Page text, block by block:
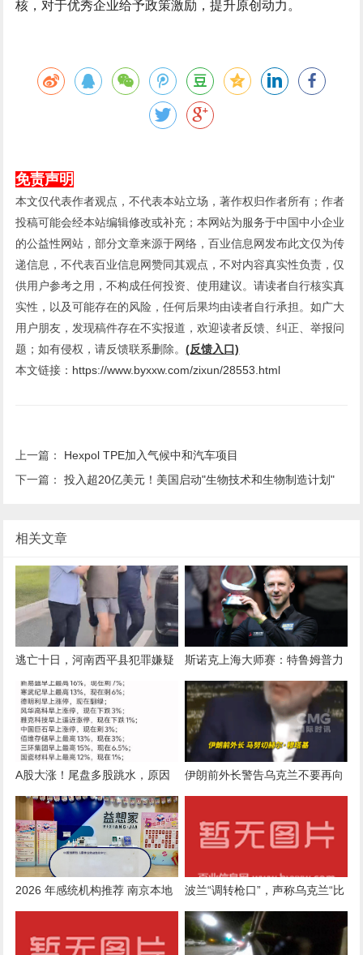
核，对于优秀企业给予政策激励，提升原创动力。
免责声明
本文仅代表作者观点，不代表本站立场，著作权归作者所有；作者
投稿可能会经本站编辑修改或补充；本网站为服务于中国中小企业
的公益性网站，部分文章来源于网络，百业信息网发布此文仅为传
递信息，不代表百业信息网赞同其观点，不对内容真实性负责，仅
供用户参考之用，不构成任何投资、使用建议。请读者自行核实真
实性，以及可能存在的风险，任何后果均由读者自行承担。如广大
用户朋友，发现稿件存在不实报道，欢迎读者反馈、纠正、举报问
题；如有侵权，请反馈联系删除。(反馈入口)
本文链接： https://www.byxxw.com/zixun/28553.html
上一篇： Hexpol TPE加入气候中和汽车项目
下一篇：投入超20亿美元！美国启动"生物技术和生物制造计划"
相关文章
逃亡十日，河南西平县犯罪嫌疑
人夏某钢被抓获 曾有人造谣被行
政处罚
斯诺克上海大师赛：特鲁姆普力
克威尔逊夺冠
A股大涨！尾盘多股跳水，原因
不找了
伊朗前外长警告乌克兰不要再向
邸“将成为合法打击目标”
2026 年感统机构推荐 南京本地
测推荐榜
波兰“调转枪口”，声称乌克兰“比
俄罗斯更危险”，泽连斯基遭遇
北约盟友背叛？